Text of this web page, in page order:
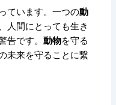
ています。一つの動
人間にとっても生き
告です。動物を守る
未来を守ることに繋